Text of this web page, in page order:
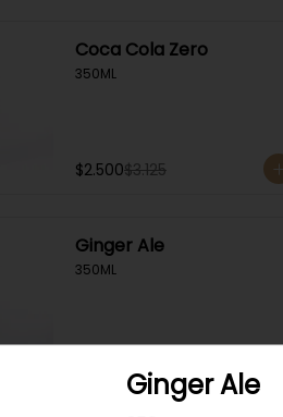
Coca Cola Zero
350ML
$2.500$3.125
Ginger Ale
350ML
$3.125
Ginger Ale